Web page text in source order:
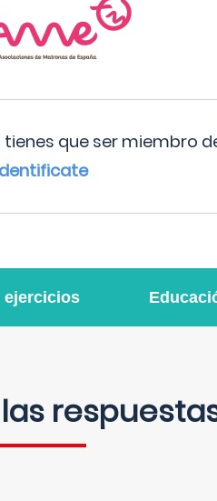
que ser miembro de
ejercicios